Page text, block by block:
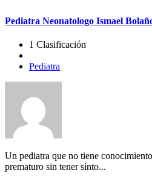
Pediatra Neonatologo Ismael
1 Clasificación
Pediatra
Un pediatra que no tiene
prematuro sin tener sínto...